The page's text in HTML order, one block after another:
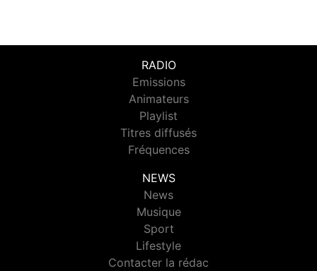
RADIO
Emissions
Animateurs
Playlist
Titres diffusés
Fréquences
NEWS
News
Musique
Sport
Lifestyle
Contacter la rédac